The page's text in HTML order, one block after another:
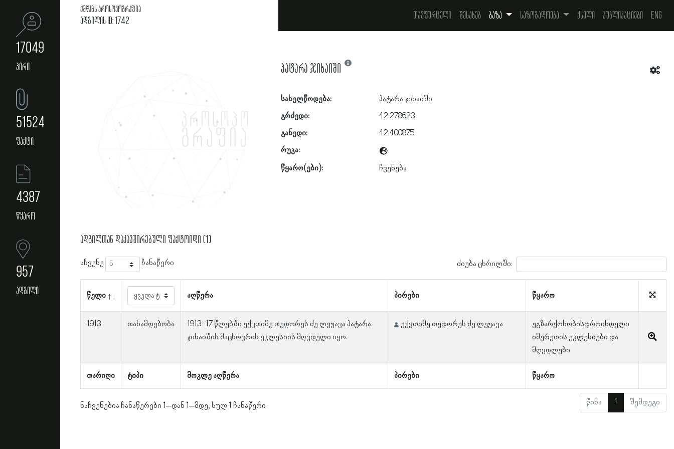
17049
პირი
51524
ფაქტი
4387
წყარო
957
ადგილი
ქშწკგს პროსოპოგრაფია
ადგილის ID: 1742 თავფურცელი შესახებ ბაზა საზოგადოება ქსელი პუბლიკაციები Eng
პატარა ჯიხაიში
სახელწოდება:
პატარა ჯიხაიში
გრძედი:
42.278623
განედი:
42.400875
რუკა:
წყარო(ები): ჩვენება
ადგილთან დაკავშირებული ფაქტოიდი (1)
აჩვენე ჩანაწერი ძიება ცხრილში:
წელი აღწერა პირები წყარო
1913 თანამდებობა
1913-17 წლებში ექვთიმე თედორეს ძე ლეჟავა პატარა
ჯიხაიშის მაცხოვრის ეკლესიის მღვდელი იყო.
ექვთიმე თედორეს ძე ლეჟავა
ეგზარქოსობისდროინდელი
იმერეთის ეკლესიები და
მღვდლები
თარიღი ტიპი მოკლე აღწერა პირები წყარო
ნაჩვენებია ჩანაწერები 1–დან 1–მდე, სულ 1 ჩანაწერი წინა 1 შემდეგი